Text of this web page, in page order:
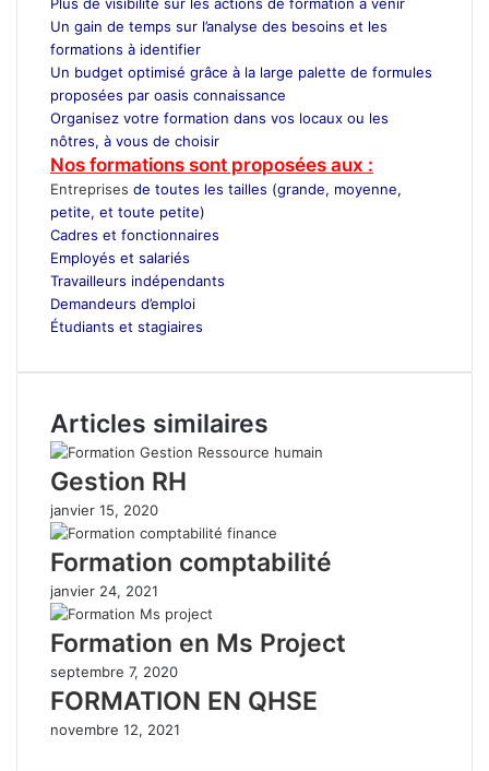
Un gain de temps sur l’analyse des besoins et les
formations à identifier
Un budget optimisé grâce à la large palette de formules
proposées par oasis connaissance
Organisez votre formation dans vos locaux ou les
nôtres, à vous de choisir
Nos formations sont proposées aux :
Entreprises de toutes les tailles (grande, moyenne,
petite, et toute petite)
Cadres et fonctionnaires
Employés et salariés
Travailleurs indépendants
Demandeurs d’emploi
Étudiants et stagiaires
Articles similaires
Gestion RH
janvier 15, 2020
Formation comptabilité
janvier 24, 2021
Formation en Ms Project
septembre 7, 2020
FORMATION EN QHSE
novembre 12, 2021